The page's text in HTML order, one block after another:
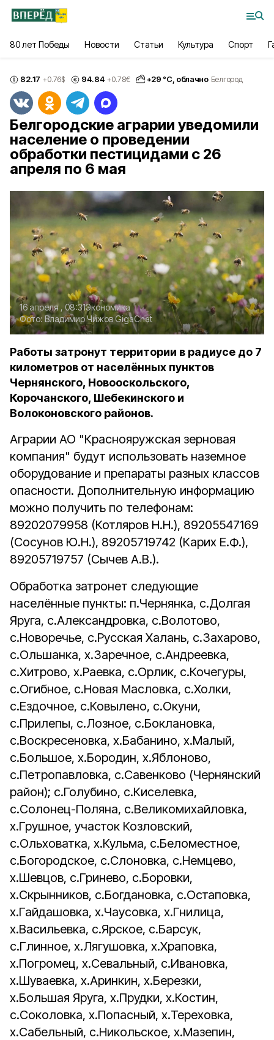
80 лет Победы Новости Статьи Культура Спорт
82.17 +0.76$ 94.84 +0.78€ +29 °С, облачно Белгород
Белгородские аграрии уведомили
население о проведении
обработки пестицидами с 26
апреля по 6 мая
16 апреля , 08:31Экономика
Фото: Владимир ЧижовGigaChat
Работы затронут территории в радиусе до 7
километров от населённых пунктов
Чернянского, Новооскольского,
Корочанского, Шебекинского и
Волоконовского районов.
Аграрии АО "Краснояружская зерновая
компания" будут использовать наземное
оборудование и препараты разных классов
опасности. Дополнительную информацию
можно получить по телефонам:
89202079958 (Котляров Н.Н.), 89205547169
(Сосунов Ю.Н.), 89205719742 (Карих Е.Ф.),
89205719757 (Сычев А.В.).
Обработка затронет следующие
населённые пункты: п.Чернянка, с.Долгая
Яруга, с.Александровка, с.Волотово,
с.Новоречье, с.Русская Халань, с.Захарово,
с.Ольшанка, х.Заречное, с.Андреевка,
с.Хитрово, х.Раевка, с.Орлик, с.Кочегуры,
с.Огибное, с.Новая Масловка, с.Холки,
с.Ездочное, с.Ковылено, с.Окуни,
с.Прилепы, с.Лозное, с.Боклановка,
с.Воскресеновка, х.Бабанино, х.Малый,
с.Большое, х.Бородин, х.Яблоново,
с.Петропавловка, с.Савенково (Чернянский
район); с.Голубино, с.Киселевка,
с.Солонец-Поляна, с.Великомихайловка,
х.Грушное, участок Козловский,
с.Ольховатка, х.Кульма, с.Беломестное,
с.Богородское, с.Слоновка, с.Немцево,
х.Шевцов, с.Гринево, с.Боровки,
х.Скрынников, с.Богдановка, с.Остаповка,
х.Гайдашовка, х.Чаусовка, х.Гнилица,
х.Васильевка, с.Ярское, с.Барсук,
с.Глинное, х.Лягушовка, х.Храповка,
х.Погромец, х.Севальный, с.Ивановка,
х.Шуваевка, х.Аринкин, х.Березки,
х.Большая Яруга, х.Прудки, х.Костин,
с.Соколовка, х.Попасный, х.Тереховка,
х.Сабельный, с.Никольское, х.Мазепин,